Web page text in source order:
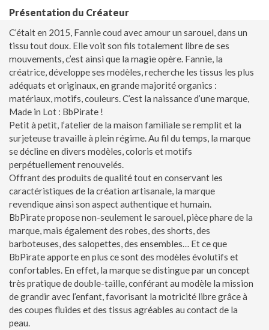
Présentation du Créateur
C’était en 2015, Fannie coud avec amour un sarouel, dans un
tissu tout doux. Elle voit son fils totalement libre de ses
mouvements, c’est ainsi que la magie opère. Fannie, la
créatrice, développe ses modèles, recherche les tissus les plus
adéquats et originaux, en grande majorité organics :
matériaux, motifs, couleurs. C’est la naissance d’une marque,
Made in Lot : BbPirate !
Petit à petit, l’atelier de la maison familiale se remplit et la
surjeteuse travaille à plein régime. Au fil du temps, la marque
se décline en divers modèles, coloris et motifs
perpétuellement renouvelés.
Offrant des produits de qualité tout en conservant les
caractéristiques de la création artisanale, la marque
revendique ainsi son aspect authentique et humain.
BbPirate propose non-seulement le sarouel, pièce phare de la
marque, mais également des robes, des shorts, des
barboteuses, des salopettes, des ensembles… Et ce que
BbPirate apporte en plus ce sont des modèles évolutifs et
confortables. En effet, la marque se distingue par un concept
très pratique de double-taille, conférant au modèle la mission
de grandir avec l’enfant, favorisant la motricité libre grâce à
des coupes fluides et des tissus agréables au contact de la
peau.